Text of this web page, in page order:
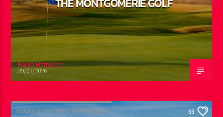
Radio Marrakech
29/07/2026
GOLFS & FAIRWAYS MARRAKECH 88